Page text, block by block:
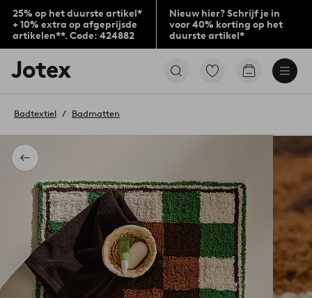
25% op het duurste artikel*
+ 10% extra op afgeprijsde
artikelen**. Code: 424882
Nieuw hier? Schrijf je in
voor 40% korting op het
duurste artikel*
Jotex
logo
to
home
page
Ga
Go
Terug
Badtextiel Badmatten